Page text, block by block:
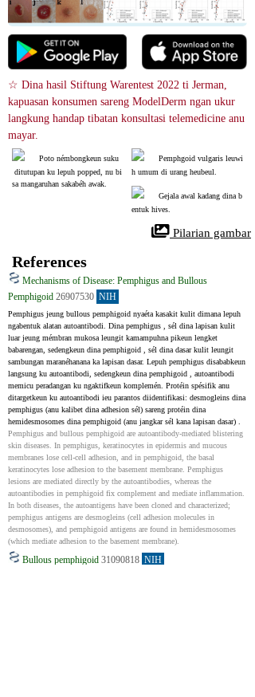
☆ Dina hasil Stiftung Warentest 2022 ti Jerman,
kapuasan konsumen sareng ModelDerm ngan ukur
langkung handap tibatan konsultasi telemedicine anu
mayar.
Poto némbongkeun suku
ditutupan ku lepuh popped, nu bi
sa mangaruhan sakabéh awak.
Pemphgoid vulgaris leuwi
h umum di urang heubeul.
Gejala awal kadang dina b
entuk hives.
Pilarian gambar
References
Mechanisms of Disease: Pemphigus and Bullous
Pemphigoid 26907530 NIH
Pemphigus jeung bullous pemphigoid nyaéta kasakit kulit dimana lepuh
ngabentuk alatan autoantibodi. Dina pemphigus , sél dina lapisan kulit
luar jeung mémbran mukosa leungit kamampuhna pikeun lengket
babarengan, sedengkeun dina pemphigoid , sél dina dasar kulit leungit
sambungan maranéhanana ka lapisan dasar. Lepuh pemphigus disababkeun
langsung ku autoantibodi, sedengkeun dina pemphigoid , autoantibodi
memicu peradangan ku ngaktifkeun komplemén. Protéin spésifik anu
ditargetkeun ku autoantibodi ieu parantos diidentifikasi: desmogleins dina
pemphigus (anu kalibet dina adhesion sél) sareng protéin dina
hemidesmosomes dina pemphigoid (anu jangkar sél kana lapisan dasar) .
Pemphigus and bullous pemphigoid are autoantibody-mediated blistering
skin diseases. In pemphigus, keratinocytes in epidermis and mucous
membranes lose cell-cell adhesion, and in pemphigoid, the basal
keratinocytes lose adhesion to the basement membrane. Pemphigus
lesions are mediated directly by the autoantibodies, whereas the
autoantibodies in pemphigoid fix complement and mediate inflammation.
In both diseases, the autoantigens have been cloned and characterized;
pemphigus antigens are desmogleins (cell adhesion molecules in
desmosomes), and pemphigoid antigens are found in hemidesmosomes
(which mediate adhesion to the basement membrane).
Bullous pemphigoid 31090818 NIH